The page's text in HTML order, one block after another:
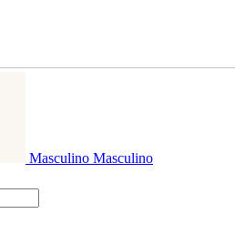
Masculino Masculino